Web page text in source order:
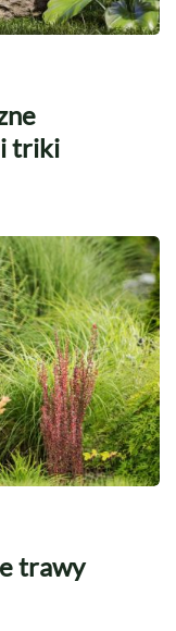
triki
trawy